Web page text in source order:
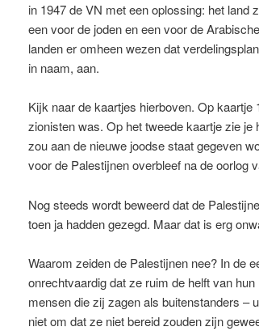
in 1947 de VN met een oplossing: het land
een voor de joden en een voor de
landen er omheen wezen dat
in naam, aan.
Kijk naar de kaartjes hierboven. Op
zionisten was. Op het tweede kaartje zie
zou aan de nieuwe joodse staat gegeven
voor de Palestijnen overbleef na de oorlog
Nog steeds wordt beweerd dat de
toen ja hadden gezegd. Maar dat is erg
Waarom zeiden de Palestijnen nee? In de
onrechtvaardig dat ze ruim de helft van
mensen die zij zagen als buitenstanders –
niet om dat ze niet bereid zouden zijn